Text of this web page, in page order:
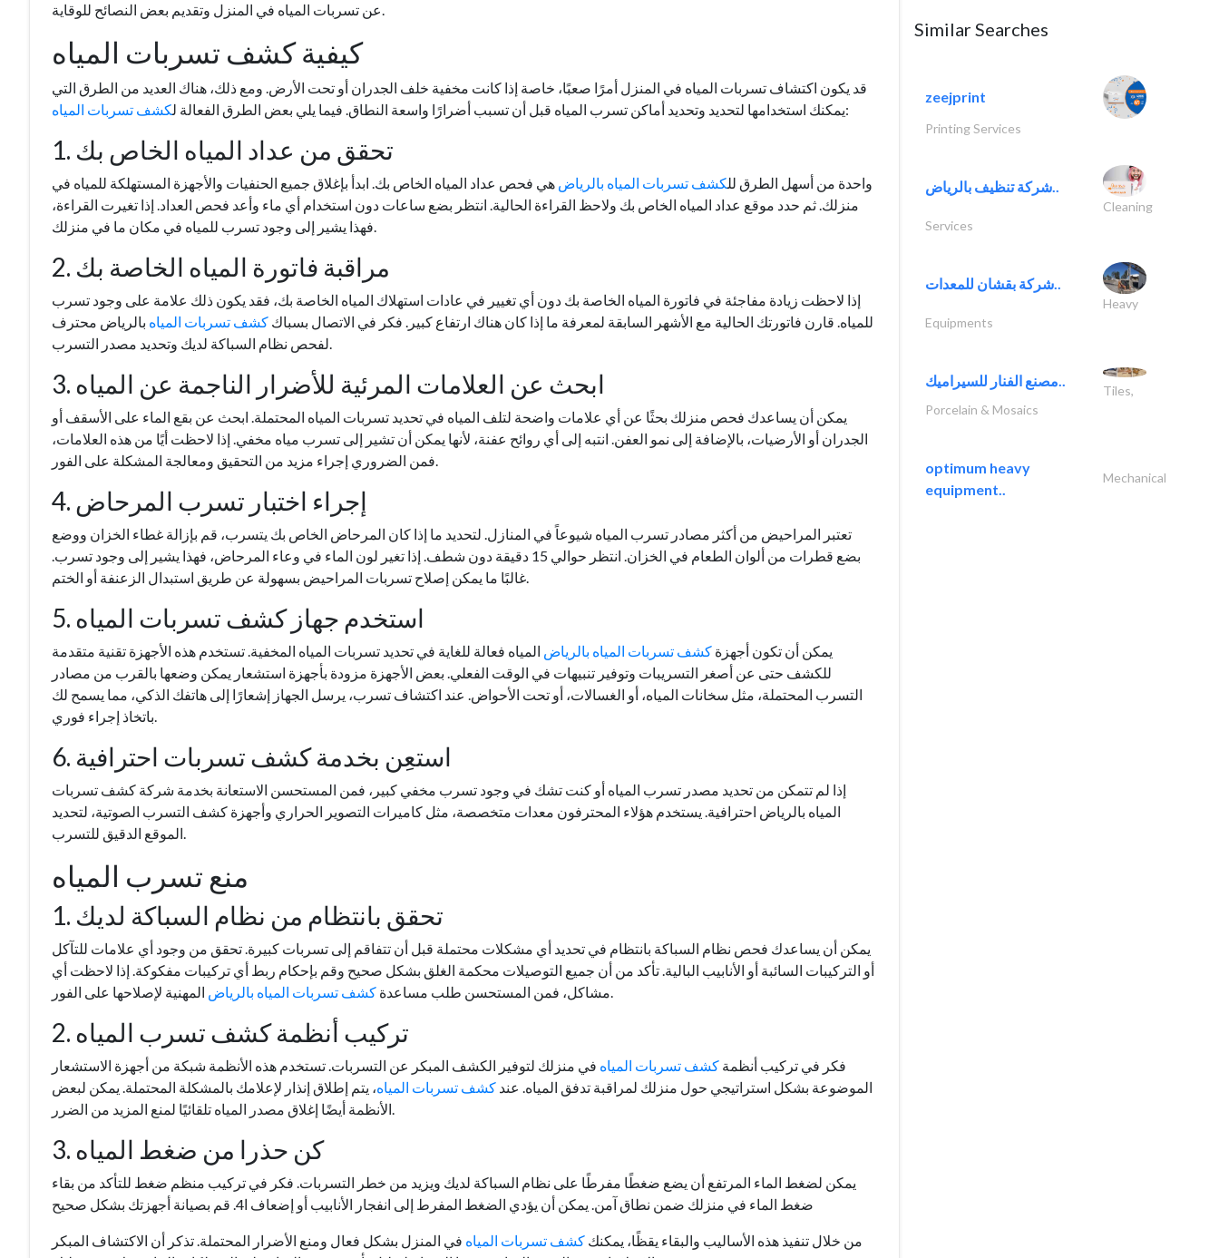
عن تسربات المياه في المنزل وتقديم بعض النصائح للوقاية.
كيفية كشف تسربات المياه
قد يكون اكتشاف تسربات المياه في المنزل أمرًا صعبًا، خاصة إذا كانت مخفية خلف الجدران أو تحت الأرض. ومع ذلك، هناك العديد من الطرق التي
يمكنك استخدامها لتحديد وتحديد أماكن تسرب المياه قبل أن تسبب أضرارًا واسعة النطاق. فيما يلي بعض الطرق الفعالة لكشف تسربات المياه :
1. تحقق من عداد المياه الخاص بك
واحدة من أسهل الطرق للكشف تسربات المياه بالرياض هي فحص عداد المياه الخاص بك. ابدأ بإغلاق جميع الحنفيات والأجهزة المستهلكة للمياه في
منزلك. ثم حدد موقع عداد المياه الخاص بك ولاحظ القراءة الحالية. انتظر بضع ساعات دون استخدام أي ماء وأعد فحص العداد. إذا تغيرت القراءة،
فهذا يشير إلى وجود تسرب للمياه في مكان ما في منزلك.
2. مراقبة فاتورة المياه الخاصة بك
إذا لاحظت زيادة مفاجئة في فاتورة المياه الخاصة بك دون أي تغيير في عادات استهلاك المياه الخاصة بك، فقد يكون ذلك علامة على وجود تسرب
للمياه. قارن فاتورتك الحالية مع الأشهر السابقة لمعرفة ما إذا كان هناك ارتفاع كبير. فكر في الاتصال بسباك كشف تسربات المياه بالرياض محترف
لفحص نظام السباكة لديك وتحديد مصدر التسرب.
3. ابحث عن العلامات المرئية للأضرار الناجمة عن المياه
يمكن أن يساعدك فحص منزلك بحثًا عن أي علامات واضحة لتلف المياه في تحديد تسربات المياه المحتملة. ابحث عن بقع الماء على الأسقف أو
الجدران أو الأرضيات، بالإضافة إلى نمو العفن. انتبه إلى أي روائح عفنة، لأنها يمكن أن تشير إلى تسرب مياه مخفي. إذا لاحظت أيًا من هذه العلامات،
فمن الضروري إجراء مزيد من التحقيق ومعالجة المشكلة على الفور.
4. إجراء اختبار تسرب المرحاض
تعتبر المراحيض من أكثر مصادر تسرب المياه شيوعاً في المنازل. لتحديد ما إذا كان المرحاض الخاص بك يتسرب، قم بإزالة غطاء الخزان ووضع
بضع قطرات من ألوان الطعام في الخزان. انتظر حوالي 15 دقيقة دون شطف. إذا تغير لون الماء في وعاء المرحاض، فهذا يشير إلى وجود تسرب.
غالبًا ما يمكن إصلاح تسربات المراحيض بسهولة عن طريق استبدال الزعنفة أو الختم.
5. استخدم جهاز كشف تسربات المياه
يمكن أن تكون أجهزة كشف تسربات المياه بالرياض المياه فعالة للغاية في تحديد تسربات المياه المخفية. تستخدم هذه الأجهزة تقنية متقدمة
للكشف حتى عن أصغر التسريبات وتوفير تنبيهات في الوقت الفعلي. بعض الأجهزة مزودة بأجهزة استشعار يمكن وضعها بالقرب من مصادر
التسرب المحتملة، مثل سخانات المياه، أو الغسالات، أو تحت الأحواض. عند اكتشاف تسرب، يرسل الجهاز إشعارًا إلى هاتفك الذكي، مما يسمح لك
باتخاذ إجراء فوري.
6. استعِن بخدمة كشف تسربات احترافية
إذا لم تتمكن من تحديد مصدر تسرب المياه أو كنت تشك في وجود تسرب مخفي كبير، فمن المستحسن الاستعانة بخدمة شركة كشف تسربات
المياه بالرياض احترافية. يستخدم هؤلاء المحترفون معدات متخصصة، مثل كاميرات التصوير الحراري وأجهزة كشف التسرب الصوتية، لتحديد
الموقع الدقيق للتسرب.
منع تسرب المياه
1. تحقق بانتظام من نظام السباكة لديك
يمكن أن يساعدك فحص نظام السباكة بانتظام في تحديد أي مشكلات محتملة قبل أن تتفاقم إلى تسربات كبيرة. تحقق من وجود أي علامات للتآكل
أو التركيبات السائبة أو الأنابيب البالية. تأكد من أن جميع التوصيلات محكمة الغلق بشكل صحيح وقم بإحكام ربط أي تركيبات مفكوكة. إذا لاحظت أي
مشاكل، فمن المستحسن طلب مساعدة كشف تسربات المياه بالرياض المهنية لإصلاحها على الفور.
2. تركيب أنظمة كشف تسرب المياه
فكر في تركيب أنظمة كشف تسربات المياه في منزلك لتوفير الكشف المبكر عن التسربات. تستخدم هذه الأنظمة شبكة من أجهزة الاستشعار
الموضوعة بشكل استراتيجي حول منزلك لمراقبة تدفق المياه. عند كشف تسربات المياه، يتم إطلاق إنذار لإعلامك بالمشكلة المحتملة. يمكن لبعض
الأنظمة أيضًا إغلاق مصدر المياه تلقائيًا لمنع المزيد من الضرر.
3. كن حذرا من ضغط المياه
يمكن لضغط الماء المرتفع أن يضع ضغطًا مفرطًا على نظام السباكة لديك ويزيد من خطر التسربات. فكر في تركيب منظم ضغط للتأكد من بقاء
ضغط الماء في منزلك ضمن نطاق آمن. يمكن أن يؤدي الضغط المفرط إلى انفجار الأنابيب أو إضعاف ا4. قم بصيانة أجهزتك بشكل صحيح
من خلال تنفيذ هذه الأساليب والبقاء يقظًا، يمكنك كشف تسربات المياه في المنزل بشكل فعال ومنع الأضرار المحتملة. تذكر أن الاكتشاف المبكر
Similar Searches
zeejprint
Printing Services
شركة تنظيف بالرياض..
Cleaning
Services
شركة بقشان للمعدات..
Heavy
Equipments
مصنع الفنار للسيراميك..
Tiles,
Porcelain & Mosaics
optimum heavy
equipment..
Mechanical